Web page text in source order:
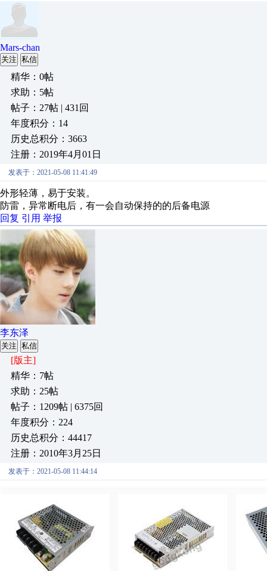
Mars-chan
关注 私信
精华：0帖
求助：5帖
帖子：27帖 | 431回
年度积分：14
历史总积分：3663
注册：2019年4月01日
发表于：2021-05-08 11:41:49
外形轻薄，易于安装。
防雷，异常断电后，有一会自动保持的的后备电源
回复 引用 举报
李东泽
关注 私信
[版主]
精华：7帖
求助：25帖
帖子：1209帖 | 6375回
年度积分：224
历史总积分：44417
注册：2010年3月25日
发表于：2021-05-08 11:44:14